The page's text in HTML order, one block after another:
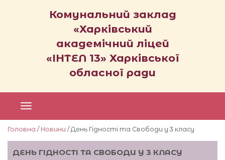
Комунальний заклад
«Харківський
академічний ліцей
«ІНТЕЛ 13» Харківської
обласної ради
Головна / Новини / День Гідності та Свободи у 3 класу
ДЕНЬ ГІДНОСТІ ТА СВОБОДИ У 3 КЛАСУ